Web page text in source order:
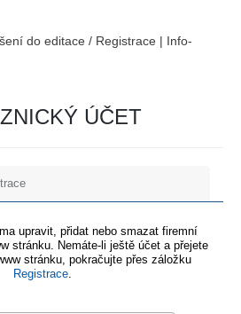
do editace / Registrace | Info-
ÚČET
upravit, přidat nebo smazat firemní
stránku. Nemáte-li ještě účet a přejete
stránku, pokračujte přes záložku
Registrace.